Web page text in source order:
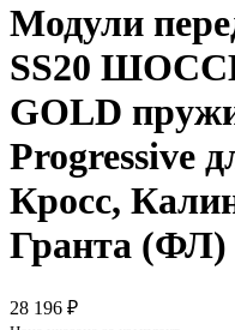
Модули
SS20
GOLD
Progressive
Кросс,
Гранта (ФЛ)
28 196 ₽